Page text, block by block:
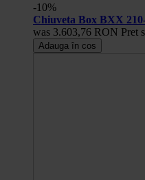
-10%
Chiuveta Box BXX
was 3.603,76 RON Pret
Adauga în cos